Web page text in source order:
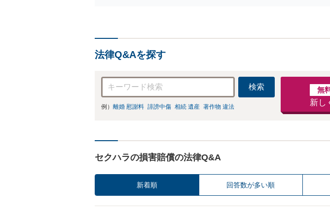
法律Q&Aを探す
検索
例） 離婚 慰謝料 誹謗中傷 相続 遺産 著作物 違法
無
新し
セクハラの損害賠償の法律Q&A
新着順 回答数が多い順